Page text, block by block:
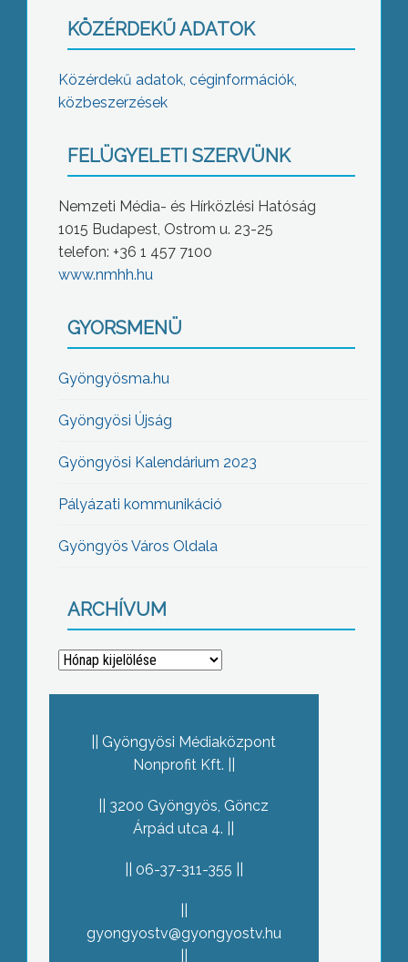
KÖZÉRDEKŰ ADATOK
Közérdekű adatok, céginformációk,
közbeszerzések
FELÜGYELETI SZERVÜNK
Nemzeti Média- és Hírközlési Hatóság
1015 Budapest, Ostrom u. 23-25
telefon: +36 1 457 7100
www.nmhh.hu
GYORSMENÜ
Gyöngyösma.hu
Gyöngyösi Újság
Gyöngyösi Kalendárium 2023
Pályázati kommunikáció
Gyöngyös Város Oldala
ARCHÍVUM
Archívum
Gyöngyösi Médiaközpont
Nonprofit Kft.
3200 Gyöngyös, Göncz
Árpád utca 4.
06-37-311-355
gyongyostv@gyongyostv.hu